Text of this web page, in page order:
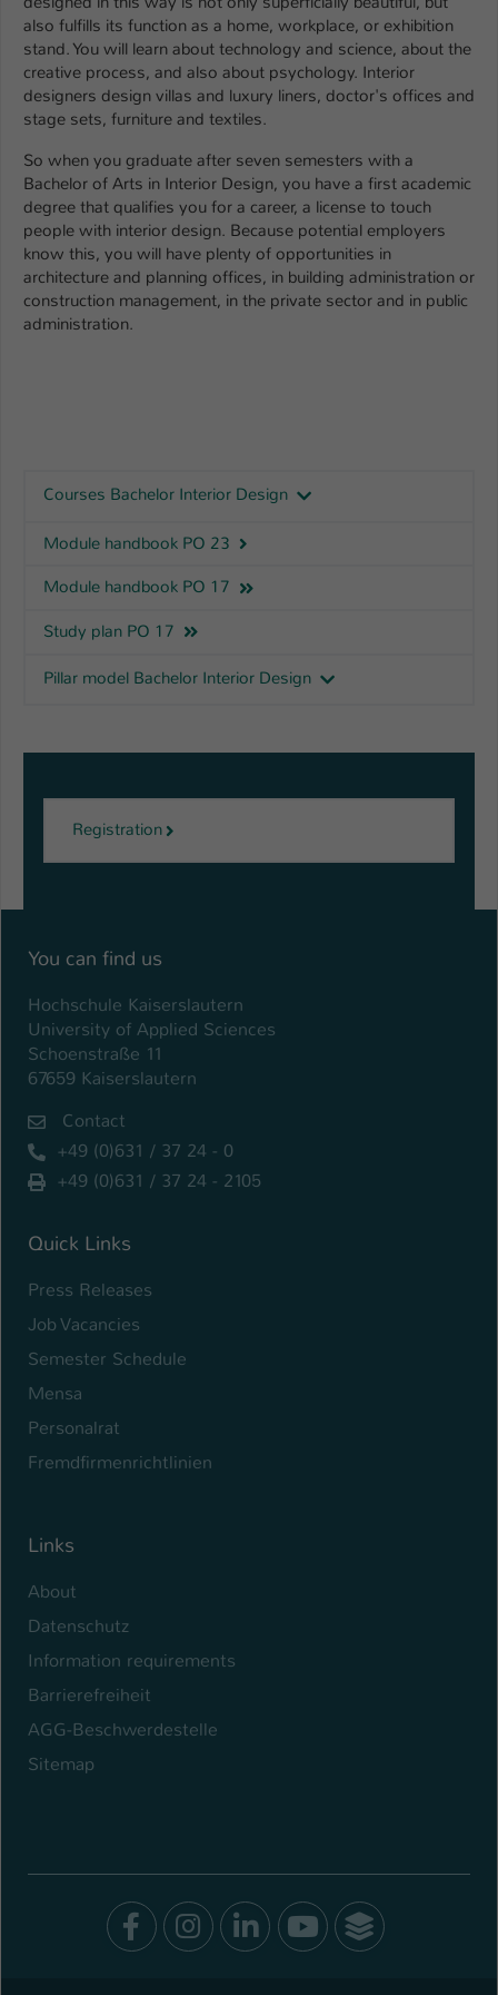
also fulfills its function as a home, workplace, or exhibition
stand. You will learn about technology and science, about the
creative process, and also about psychology. Interior
designers design villas and luxury liners, doctor's offices and
stage sets, furniture and textiles.
So when you graduate after seven semesters with a
Bachelor of Arts in Interior Design, you have a first academic
degree that qualifies you for a career, a license to touch
people with interior design. Because potential employers
know this, you will have plenty of opportunities in
architecture and planning offices, in building administration or
construction management, in the private sector and in public
administration.
Courses Bachelor Interior Design
Module handbook PO 23
Module handbook PO 17
Study plan PO 17
Pillar model Bachelor Interior Design
Registration
You can find us
Hochschule Kaiserslautern
University of Applied Sciences
Schoenstraße 11
67659 Kaiserslautern
Contact
+49 (0)631 / 37 24 - 0
+49 (0)631 / 37 24 - 2105
Quick Links
Press Releases
Job Vacancies
Semester Schedule
Mensa
Personalrat
Fremdfirmenrichtlinien
Links
About
Datenschutz
Information requirements
Barrierefreiheit
AGG-Beschwerdestelle
Sitemap
Facebook
Instagram
LinkedIn
Youtube
Zweck
Einstellungen. Unter anderem eine zufällig
generierte ID, für die historische
Speicherung Ihrer vorgenommen
Einstellungen, falls der Webseiten-
Betreiber dies eingestellt hat.
Name fe_typo_user / PHPSESSID
Anbieter TYPO3
Laufzeit 1 Woche
Name be_typo_user
Anbieter TYPO3
Laufzeit 1 Tag
Dieser Cookie teilt der Webseite mit, ob
zu verwalten.